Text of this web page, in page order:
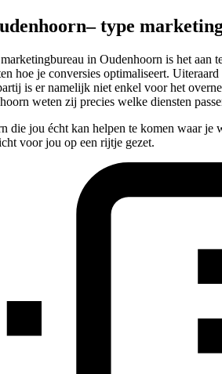
type
in Oudenhoorn is het
hoe je conversies optimaliseert.
is er namelijk niet enkel voor het
weten zij precies welke diensten
die jou écht kan helpen te komen waar je
voor jou op een rijtje gezet.